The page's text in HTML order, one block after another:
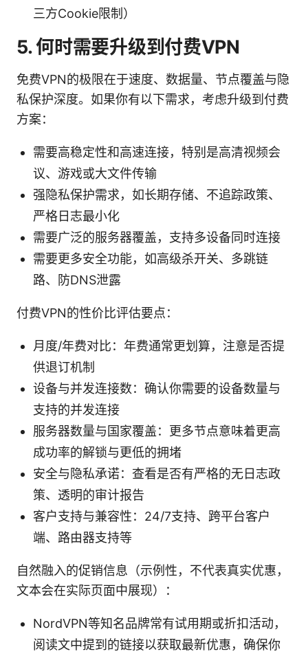
三方Cookie限制）
5. 何时需要升级到付费VPN
免费VPN的极限在于速度、数据量、节点覆盖与隐
私保护深度。如果你有以下需求，考虑升级到付费
方案：
需要高稳定性和高速连接，特别是高清视频会
议、游戏或大文件传输
强隐私保护需求，如长期存储、不追踪政策、
严格日志最小化
需要广泛的服务器覆盖，支持多设备同时连接
需要更多安全功能，如高级杀开关、多跳链
路、防DNS泄露
付费VPN的性价比评估要点：
月度/年费对比：年费通常更划算，注意是否提
供退订机制
设备与并发连接数：确认你需要的设备数量与
支持的并发连接
服务器数量与国家覆盖：更多节点意味着更高
成功率的解锁与更低的拥堵
安全与隐私承诺：查看是否有严格的无日志政
策、透明的审计报告
客户支持与兼容性：24/7支持、跨平台客户
端、路由器支持等
自然融入的促销信息（示例性，不代表真实优惠，
文本会在实际页面中展现）：
NordVPN等知名品牌常有试用期或折扣活动，
阅读文中提到的链接以获取最新优惠，确保你